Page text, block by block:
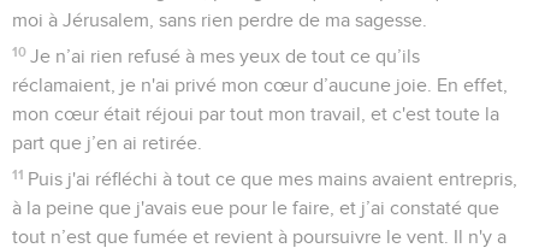
moi à Jérusalem, sans rien perdre de ma sagesse.
10 Je n’ai rien refusé à mes yeux de tout ce qu’ils
réclamaient, je n'ai privé mon cœur d’aucune joie. En effet,
mon cœur était réjoui par tout mon travail, et c'est toute la
part que j’en ai retirée.
11 Puis j'ai réfléchi à tout ce que mes mains avaient entrepris,
à la peine que j'avais eue pour le faire, et j’ai constaté que
tout n’est que fumée et revient à poursuivre le vent. Il n'y a